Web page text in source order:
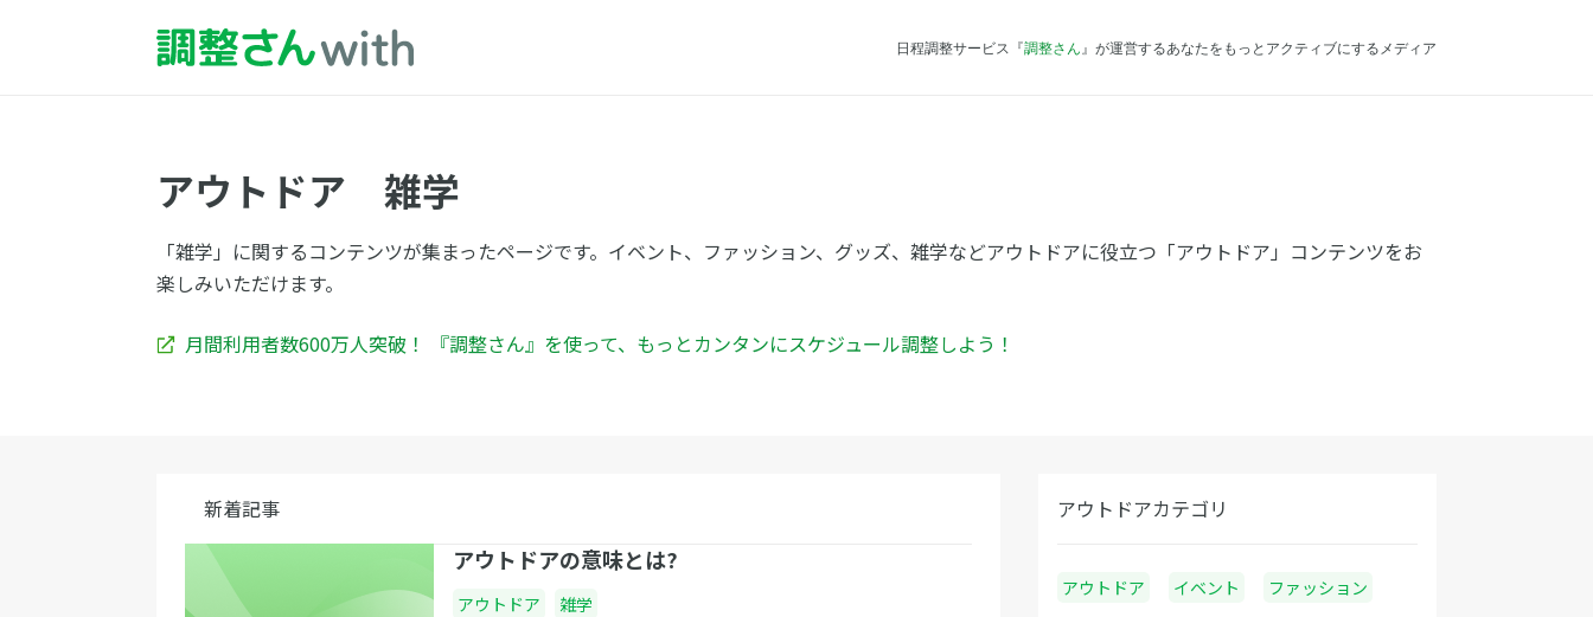
日程調整サービス『調整さん 』が運営するあなたをもっとアクティブにするメディア
アウトドア 雑学
「雑学」に関するコンテンツが集まったページです。イベント、ファッション、グッズ、雑学などアウトドアに役立つ「アウトドア」コンテンツをお
楽しみいただけます。
月間利用者数600万人突破！ 『調整さん』を使って、もっとカンタンにスケジュール調整しよう！
新着記事
アウトドアの意味とは?
アウトドア 雑学
アウトドアカテゴリ
アウトドア イベント ファッション